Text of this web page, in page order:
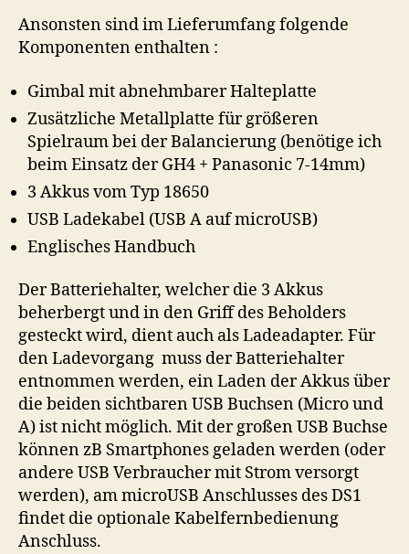
Ansonsten sind im Lieferumfang folgende
Komponenten enthalten :
Gimbal mit abnehmbarer Halteplatte
Zusätzliche Metallplatte für größeren
Spielraum bei der Balancierung (benötige ich
beim Einsatz der GH4 + Panasonic 7-14mm)
3 Akkus vom Typ 18650
USB Ladekabel (USB A auf microUSB)
Englisches Handbuch
Der Batteriehalter, welcher die 3 Akkus
beherbergt und in den Griff des Beholders
gesteckt wird, dient auch als Ladeadapter. Für
den Ladevorgang muss der Batteriehalter
entnommen werden, ein Laden der Akkus über
die beiden sichtbaren USB Buchsen (Micro und
A) ist nicht möglich. Mit der großen USB Buchse
können zB Smartphones geladen werden (oder
andere USB Verbraucher mit Strom versorgt
werden), am microUSB Anschlusses des DS1
findet die optionale Kabelfernbedienung
Anschluss.